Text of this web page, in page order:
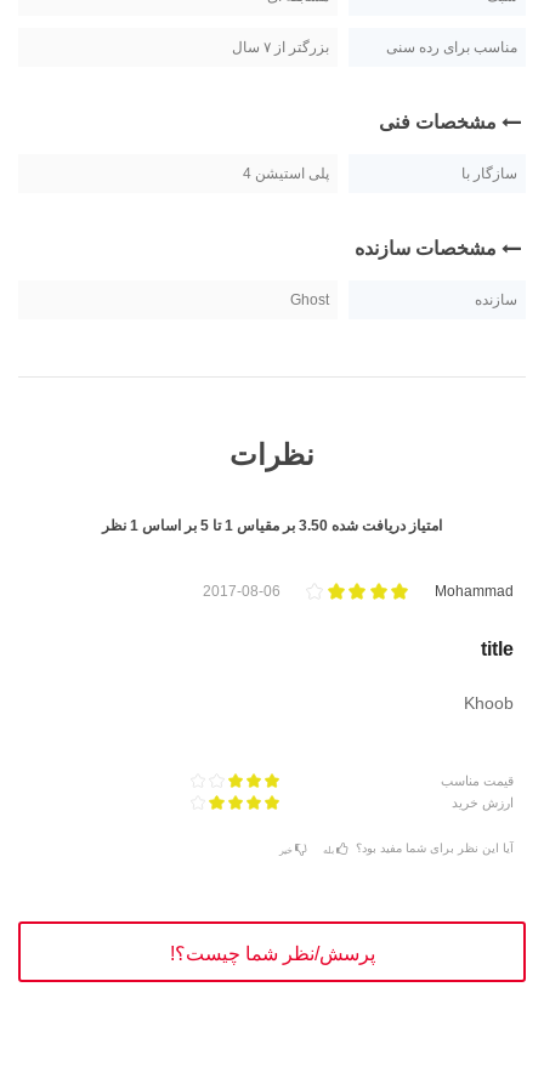
مناسب برای رده سنی بزرگتر از ۷ سال
مشخصات فنی
سازگار با پلی استیشن 4
مشخصات سازنده
سازنده Ghost
نظرات
امتیاز دریافت شده 3.50 بر مقیاس 1تا 5 بر اساس 1 نظر
Mohammad
2017-08-06
title
Khoob
قیمت مناسب
ارزش خرید
آیا این نظر برای شما مفید بود؟ بله خیر
پرسش/نظر شما چیست؟!